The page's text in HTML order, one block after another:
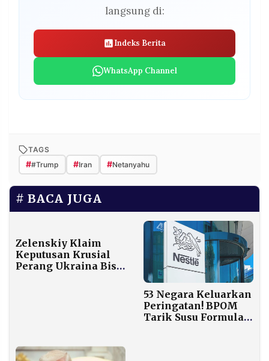
langsung di:
Indeks Berita
WhatsApp Channel
TAGS
##Trump #Iran #Netanyahu
BACA JUGA
Zelenskiy Klaim
Keputusan Krusial
Perang Ukraina Bisa
53 Negara Keluarkan
Peringatan! BPOM
Tarik Susu Formula